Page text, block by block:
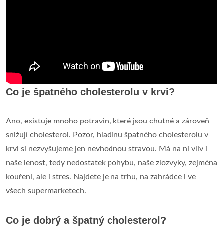
Co je špatného cholesterolu v krvi?
Ano, existuje mnoho potravin, které jsou chutné a zároveň
snižují cholesterol. Pozor, hladinu špatného cholesterolu v
krvi si nezvyšujeme jen nevhodnou stravou. Má na ni vliv i
naše lenost, tedy nedostatek pohybu, naše zlozvyky, zejména
kouření, ale i stres. Najdete je na trhu, na zahrádce i ve
všech supermarketech.
Co je dobrý a špatný cholesterol?